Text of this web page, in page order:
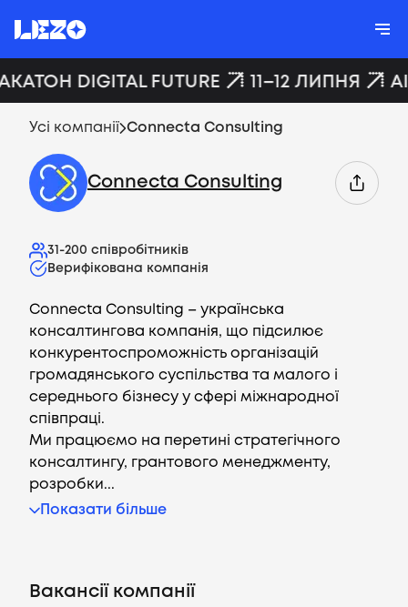
CV генератор
DIGITAL FUTURE 11–12 ЛИПНЯ
Усі компанії Connecta Consulting
Connecta Consulting
31-200 співробітників
Верифікована компанія
Connecta Consulting – українська
консалтингова компанія, що підсилює
конкурентоспроможність організацій
громадянського суспільства та малого і
середнього бізнесу у сфері міжнародної
співпраці.
Ми працюємо на перетині стратегічного
консалтингу, грантового менеджменту,
розробки...
Показати більше
Вакансії компанії